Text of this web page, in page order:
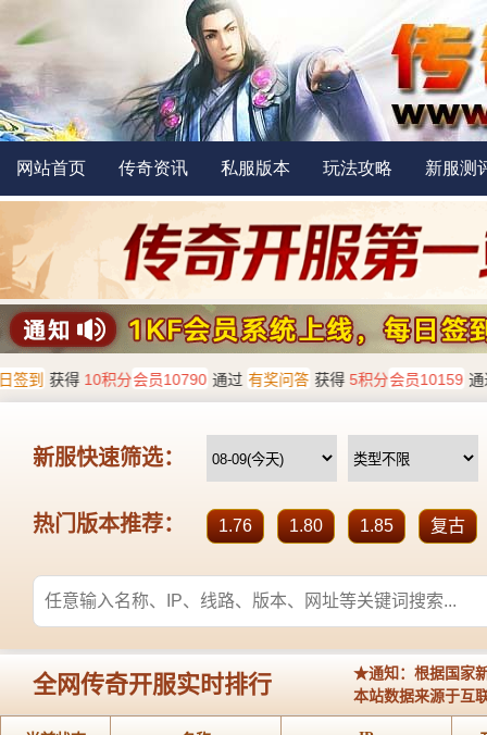
网站首页 传奇资讯 私服版本 玩法攻略 新服测